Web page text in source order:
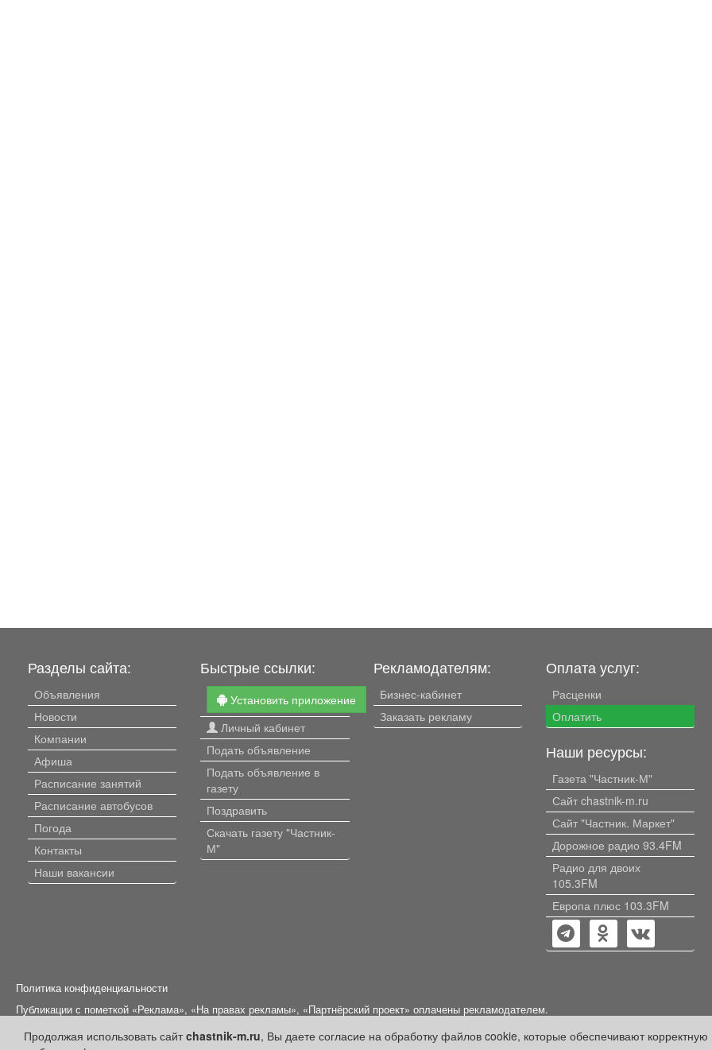
Продолжая использовать сайтchastnik-m.ru, Вы даете согласие на обработку файлов cookie, которые обеспечивают корректную
Разделы сайта:
Объявления
Новости
Компании
Афиша
Расписание занятий
Расписание автобусов
Погода
Контакты
Наши вакансии
Быстрые ссылки:
Установить приложение
Личный кабинет
Подать объявление
Подать объявление в
газету
Поздравить
Скачать газету "Частник-
М"
Рекламодателям:
Бизнес-кабинет
Заказать рекламу
Оплата услуг:
Расценки
Оплатить
Наши ресурсы:
Газета "Частник-М"
Сайт chastnik-m.ru
Сайт "Частник. Маркет"
Дорожное радио 93.4FM
Радио для двоих
105.3FM
Европа плюс 103.3FM
Политика конфиденциальности
Публикации с пометкой «Реклама», «На правах рекламы», «Партнёрский проект» оплачены рекламодателем.